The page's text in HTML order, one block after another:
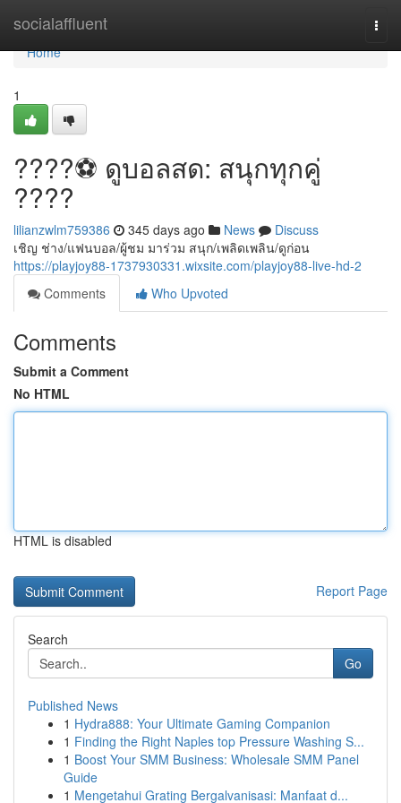
socialaffluent
Home
Home
1
????⚽️ ดูบอลสด: สนุกทุกคู่
????
lilianzwlm759386 345 days ago News
Discuss
เชิญ ช่าง/แฟนบอล/ผู้ชม มาร่วม สนุก/เพลิดเพลิน/ดูก่อน
https://playjoy88-1737930331.wixsite.com/playjoy88-live-hd-2
Comments
Who Upvoted
Comments
Submit a Comment
No HTML
HTML is disabled
Report Page
Search
Go
Published News
1 Hydra888: Your Ultimate Gaming Companion
1 Finding the Right Naples top Pressure Washing S...
1 Boost Your SMM Business: Wholesale SMM Panel
Guide
1 Mengetahui Grating Bergalvanisasi: Manfaat d...